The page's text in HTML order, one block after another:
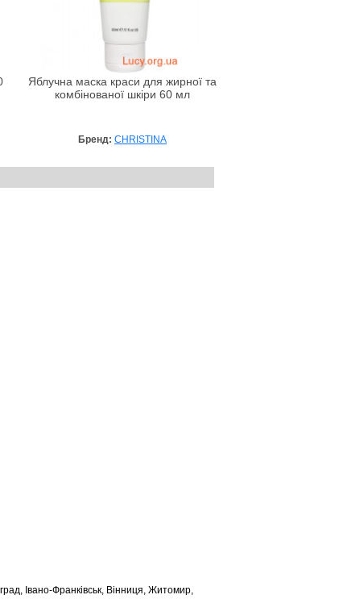
Яблучна маска краси для жирної та
комбінованої шкіри 60 мл
Бренд: CHRISTINA
Івано-Франківськ, Вінниця, Житомир,